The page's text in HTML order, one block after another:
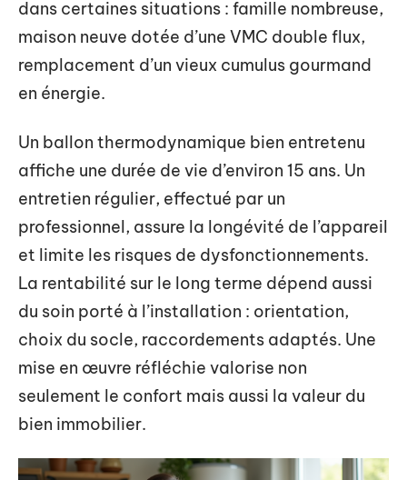
dans certaines situations : famille nombreuse,
maison neuve dotée d’une VMC double flux,
remplacement d’un vieux cumulus gourmand
en énergie.
Un ballon thermodynamique bien entretenu
affiche une durée de vie d’environ 15 ans. Un
entretien régulier, effectué par un
professionnel, assure la longévité de l’appareil
et limite les risques de dysfonctionnements.
La rentabilité sur le long terme dépend aussi
du soin porté à l’installation : orientation,
choix du socle, raccordements adaptés. Une
mise en œuvre réfléchie valorise non
seulement le confort mais aussi la valeur du
bien immobilier.